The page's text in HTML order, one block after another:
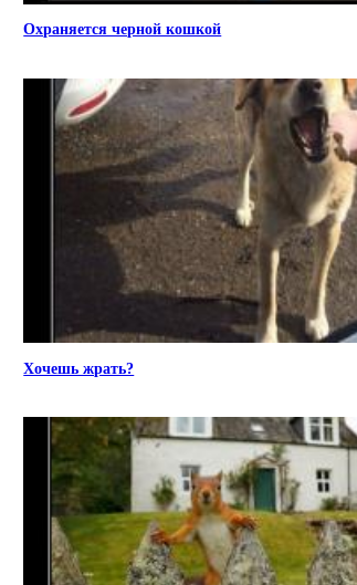
Охраняется черной кошкой
Хочешь жрать?